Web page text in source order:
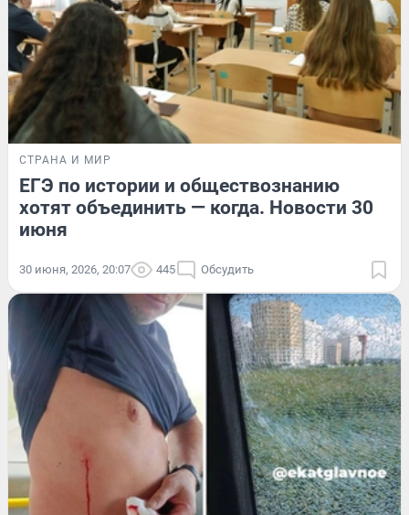
СТРАНА И МИР
ЕГЭ по истории и обществознанию
хотят объединить — когда. Новости 30
июня
30 июня, 2026, 20:07 445 Обсудить